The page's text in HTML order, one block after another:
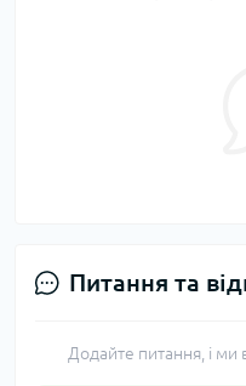
Питання та
Додайте питання, і